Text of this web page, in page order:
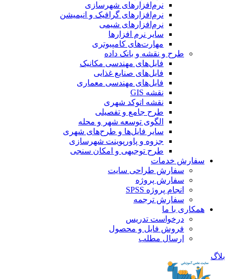
نرم‌افزارهای شهرسازی
نرم‌افزارهای گرافیک و انیمیشن
نرم‌افزارهای شیمی
سایر نرم افزارها
مهارت‌های کامپیوتری
طرح و نقشه و بانک داده
فایل‌های مهندسی مکانیک
فایل‌های صنایع غذایی
فایل‌های مهندسی معماری
نقشه GIS
نقشه اتوکد شهری
طرح جامع و تفصیلی
الگوی توسعه شهر و محله
سایر فایل‌ها و طرح‌های شهری
جزوه و پاورپوینت شهرسازی
طرح توجیهی و امکان سنجی
سفارش خدمات
سفارش طراحی سایت
سفارش پروژه
انجام پروژه SPSS
سفارش ترجمه
همکاری با ما
درخواست تدریس
فروش فایل و محصول
ارسال مطلب